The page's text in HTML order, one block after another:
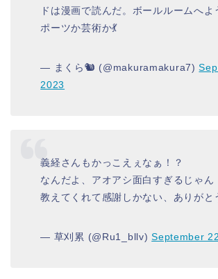
ドは漫画で読んだ。ボールルームへよ
ポーツか芸術か💃
— まくら🐿 (@makuramakura7)
2023
義経さんもかっこえぇなぁ！？
なんだよ、アオアシ面白すぎるじゃん
教えてくれて感謝しかない、ありがと
— 草刈累 (@Ru1_bllv)September